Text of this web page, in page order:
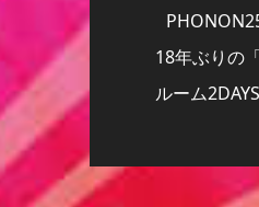
18年ぶりの
ルーム